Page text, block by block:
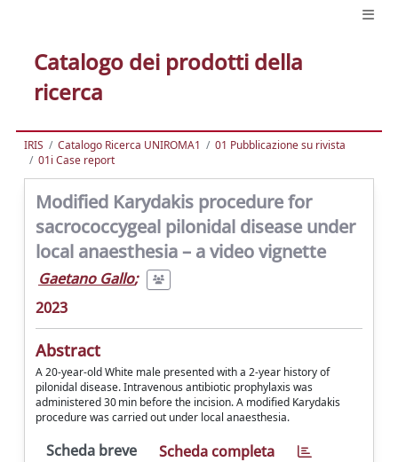
Catalogo dei prodotti della
ricerca
IRIS Catalogo Ricerca UNIROMA1
01 Pubblicazione su rivista
01i Case report
Modified Karydakis procedure for
sacrococcygeal pilonidal disease under
local anaesthesia – a video vignette
Gaetano Gallo;
2023
Abstract
A 20-year-old White male presented with a 2-year history of
pilonidal disease. Intravenous antibiotic prophylaxis was
administered 30 min before the incision. A modified Karydakis
procedure was carried out under local anaesthesia.
Scheda breve Scheda completa